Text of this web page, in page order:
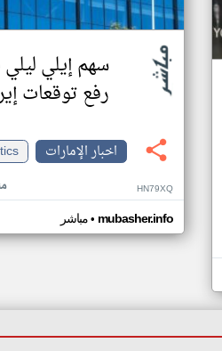
رفع توقعات
اخبار الإمارات
HN79XQ
مباشر• mubasher.info